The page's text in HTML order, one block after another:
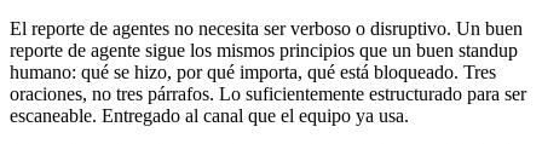
El reporte de agentes no necesita ser verboso o disruptivo. Un buen
reporte de agente sigue los mismos principios que un buen standup
humano: qué se hizo, por qué importa, qué está bloqueado. Tres
oraciones, no tres párrafos. Lo suficientemente estructurado para ser
escaneable. Entregado al canal que el equipo ya usa.